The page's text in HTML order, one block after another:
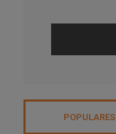
POPULARES